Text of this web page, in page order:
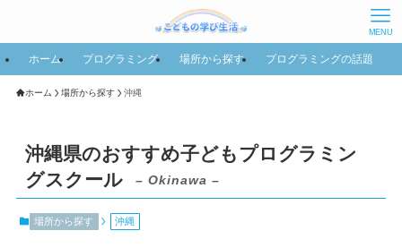
MENU
ホーム プログラミング 場所から探す プログラミングの話題
ホーム 場所から探す 沖縄
沖縄県のおすすめ子どもプログラミン
グスクール
– Okinawa –
場所から探す 沖縄